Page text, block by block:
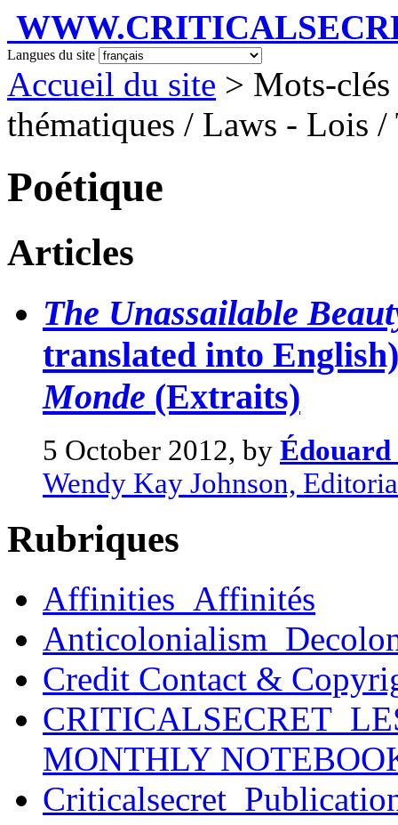
Langues du site
Accueil du site > Mots-
thématiques / Laws - Lois
Poétique
Articles
The Unassailable
translated into
Monde (Extraits)
5 October 2012, by Édouard
Wendy Kay Johnson,
Rubriques
Affinities_Affinités
Credit Contact &
MONTHLY